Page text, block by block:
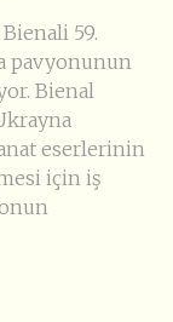
59.
pavyonunun
Bienal
eserlerinin
için iş